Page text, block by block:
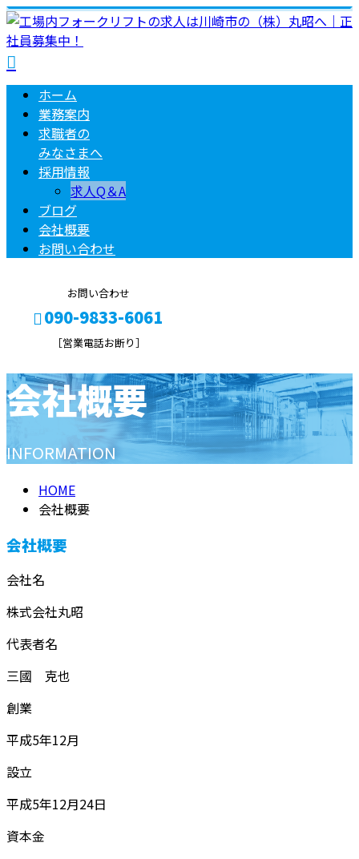
ホーム
業務案内
求職者の
みなさまへ
採用情報
求人Q＆A
ブログ
会社概要
お問い合わせ
お問い合わせ
090-9833-6061
［営業電話お断り］
メールフォーム
会社概要
INFORMATION
HOME
会社概要
会社概要
会社名
株式会社丸昭
代表者名
三國 克也
創業
平成5年12月
設立
平成5年12月24日
資本金